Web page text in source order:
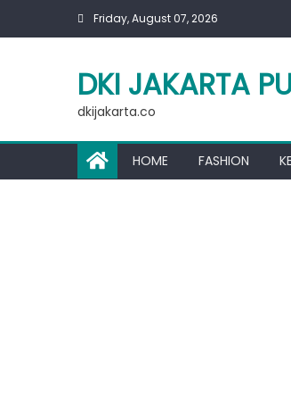
Friday, August 07, 2026
DKI JAKARTA
dkijakarta.co
HOME FASHION